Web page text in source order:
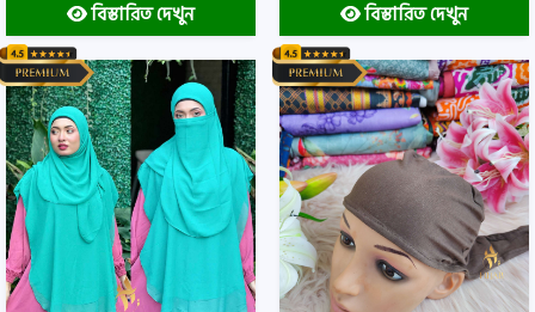
বিস্তারিত দেখুন
বিস্তারিত দেখুন